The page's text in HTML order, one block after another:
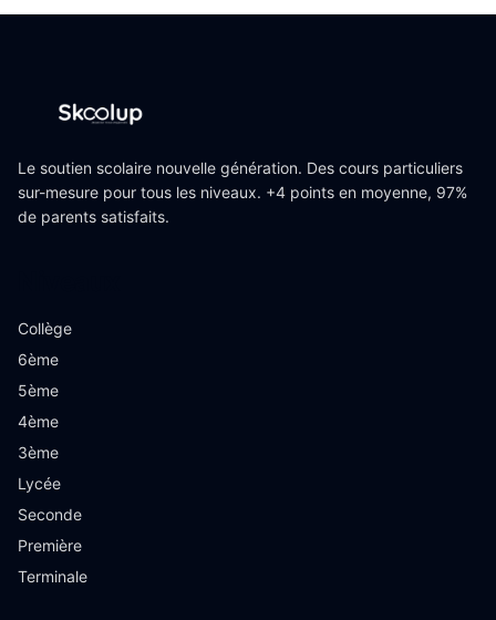
Le soutien scolaire nouvelle génération. Des cours particuliers
sur-mesure pour tous les niveaux. +4 points en moyenne, 97%
de parents satisfaits.
Collège
6ème
5ème
4ème
3ème
Lycée
Seconde
Première
Terminale